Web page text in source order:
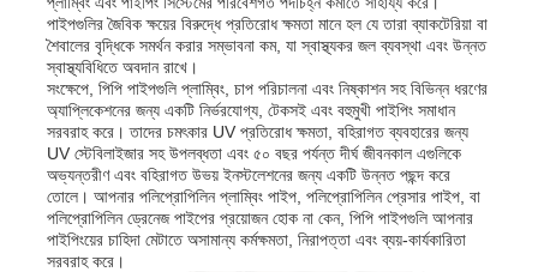
পিপি বিজ্ঞাপন বোর্ড
প্লাস্টিক পিপি শীট
পিপিএস বোর্ড
পাইপগুলির জৈবিক ক্ষয়ের বিরুদ্ধে প্রতিরোধ ক্ষমতা মানে হল যে তারা ব্যাকটেরিয়া বা
শৈবালের বৃদ্ধিকে সমর্থন করার সম্ভাবনা কম, যা স্বাস্থ্যকর জল ব্যবস্থা এবং উন্নত
স্বাস্থ্যবিধিতে অবদান রাখে।
সংক্ষেপে, পিপি পাইপগুলি প্লাম্বিং, চাপ পরিচালনা এবং নিষ্কাশন সহ বিভিন্ন ধরণের
অ্যাপ্লিকেশনের জন্য একটি নির্ভরযোগ্য, টেকসই এবং বহুমুখী পাইপিং সমাধান
সরবরাহ করে। তাদের চমৎকার UV প্রতিরোধ ক্ষমতা, বহিরাগত ব্যবহারের জন্য
UV স্টেবিলাইজার সহ উপলব্ধতা এবং ৫০ বছর পর্যন্ত দীর্ঘ জীবনকাল এগুলিকে
অভ্যন্তরীণ এবং বহিরাগত উভয় ইনস্টলেশনের জন্য একটি উন্নত পছন্দ করে
তোলে। আপনার পলিপ্রোপিলিন প্লাম্বিং পাইপ, পলিপ্রোপিলিন প্রেসার পাইপ, বা
পলিপ্রোপিলিন ড্রেনেজ পাইপের প্রয়োজন হোক না কেন, পিপি পাইপগুলি আপনার
পাইপিংয়ের চাহিদা মেটাতে অসামান্য কর্মক্ষমতা, নিরাপত্তা এবং ব্যয়-কার্যকারিতা
সরবরাহ করে।